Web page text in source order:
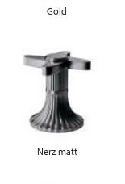
Gold
Nerz matt